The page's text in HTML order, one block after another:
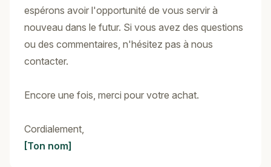
espérons avoir l'opportunité de vous servir à
nouveau dans le futur. Si vous avez des questions
ou des commentaires, n'hésitez pas à nous
contacter.
Encore une fois, merci pour votre achat.
Cordialement,
[Ton nom]